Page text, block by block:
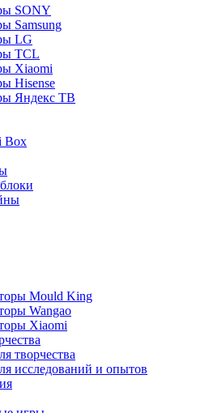
SONY
Samsung
LG
TCL
Xiaomi
Hisense
Яндекс ТВ
Box
Mould King
Wangao
Xiaomi
творчества
исследований и опытов